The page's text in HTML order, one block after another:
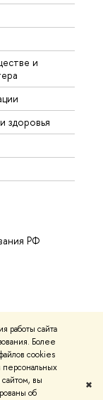
работы сайта
Более
cookies
персональных
сайтом, вы
об
✖
и
здоровья
РФ